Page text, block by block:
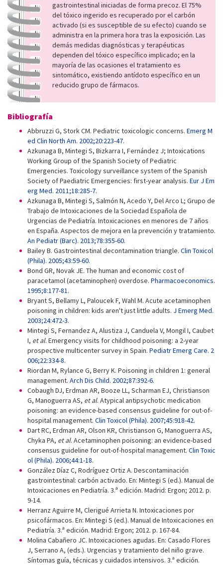
gastrointestinal iniciadas de forma precoz. El 75%
del tóxico ingerido es recuperado por el carbón
activado (si es susceptible de su efecto) cuando se
administra en la primera hora tras la exposición. Las
demás medidas diagnósticas y terapéuticas
dependen del tóxico específico implicado; en la
mayoría de las ocasiones el tratamiento es
sintomático, existiendo antídoto específico en un
reducido grupo de fármacos.
Bibliografía
Abbruzzi G, Stork CM. Pediatric toxicologic concerns. Emerg M
ed Clin North Am. 2002;20:223-47.
Azkunaga B, Mintegi S, Bizkarra I, Fernández J; Intoxications
Working Group of the Spanish Society of Pediatric
Emergencies. Toxicology surveillance system of the Spanish
Society of Paediatric Emergencies: first-year analysis. Eur J Em
erg Med. 2011;18:285-7.
Azkunaga B, Mintegi S, Salmón N, Acedo Y, Del Arco L; Grupo de
Trabajo de Intoxicaciones de la Sociedad Española de
Urgencias de Pediatría. Intoxicaciones en menores de 7 años
en España. Aspectos de mejora en la prevención y tratamiento.
An Pediatr (Barc). 2013;78:355-60.
Bailey B. Gastrointestinal decontamination triangle. Clin Toxicol
(Phila). 2005;43:59-60.
Bond GR, Novak JE. The human and economic cost of
paracetamol (acetaminophen) overdose. Pharmacoeconomics.
1995;8:177-81.
Bryant S, Bellamy L, Paloucek F, Wahl M. Acute acetaminophen
poisoning in children: kids aren't just little adults. J Emerg Med.
2003;24:472-3.
Mintegi S, Fernandez A, Alustiza J, Canduela V, Mongil I, Caubet
I, et al. Emergency visits for childhood poisoning: a 2-year
prospective multicenter survey in Spain. Pediatr Emerg Care. 2
006;22:334-8.
Riordan M, Rylance G, Berry K. Poisoning in children 1: general
management. Arch Dis Child. 2002;87:392-6.
Cobaugh DJ, Erdman AR, Booze LL, Scharman EJ, Christianson
G, Manoguerra AS, et al. Atypical antipsychotic medication
poisoning: an evidence-based consensus guideline for out-of-
hospital management. Clin Toxicol (Phila). 2007;45:918-42.
Dart RC, Erdman AR, Olson KR, Christianson G, Manoguerra AS,
Chyka PA, et al. Acetaminophen poisoning: an evidence-based
consensus guideline for out-of-hospital management. Clin Toxic
ol (Phila). 2006;44:1-18.
González Díaz C, Rodríguez Ortiz A. Descontaminación
gastrointestinal: carbón activado. En: Mintegi S (ed.). Manual de
Intoxicaciones en Pediatría. 3.ª edición. Madrid: Ergon; 2012. p.
9-14.
Herranz Aguirre M, Clerigué Arrieta N. Intoxicaciones por
psicofármacos. En: Mintegi S (ed.). Manual de Intoxicaciones en
Pediatría. 3.ª edición. Madrid: Ergon; 2012. p. 167-84.
Molina Cabañero JC. Intoxicaciones agudas. En: Casado Flores
J, Serrano A, (eds.). Urgencias y tratamiento del niño grave.
Síntomas guía, técnicas y cuidados intensivos. 3.ª edición.